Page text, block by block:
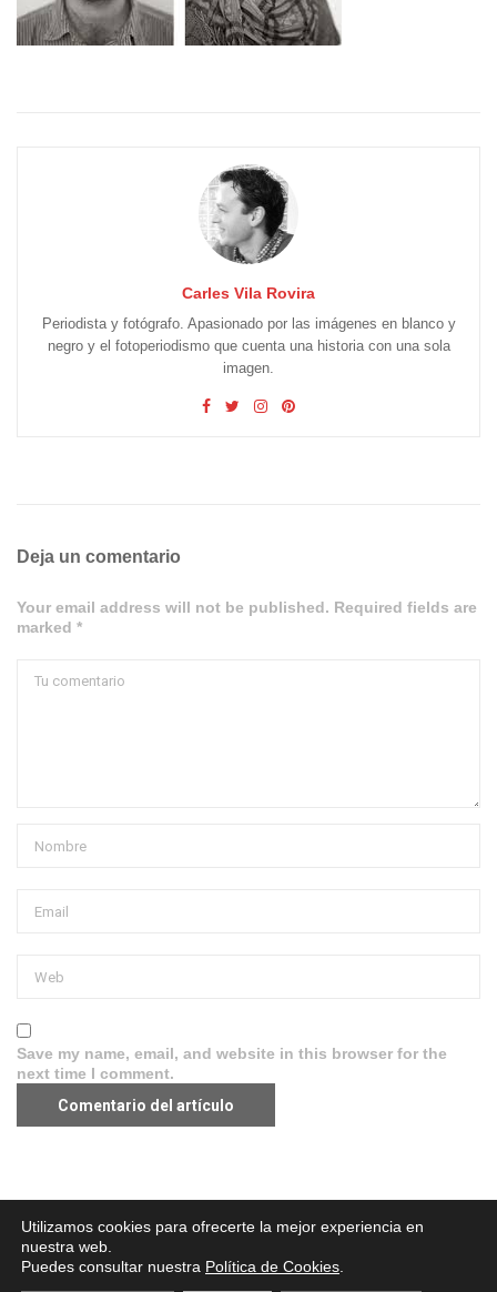
Carles Vila Rovira
Periodista y fotógrafo. Apasionado por las imágenes en blanco y
negro y el fotoperiodismo que cuenta una historia con una sola
imagen.
Deja un comentario
Your email address will not be published. Required fields are
marked *
Save my name, email, and website in this browser for the
next time I comment.
Aviso legal·Política de Privacidad·Política de Cookies
Utilizamos cookies para ofrecerte la mejor experiencia en
nuestra web.
Puedes consultar nuestra Política de Cookies